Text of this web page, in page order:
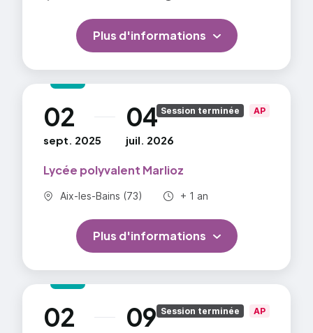
Plus d'informations
02
sept. 2025
au 04
juil. 2026
Lycée polyvalent Marlioz
Commune :
Aix-les-Bains (73) Durée totale :
+ 1 an
Session terminée AP
Plus d'informations
02
au 09 Session terminée AP